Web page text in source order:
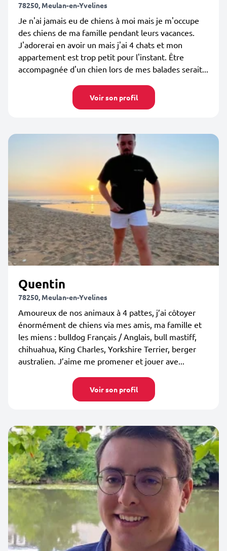
78250, Meulan-en-Yvelines
Je n'ai jamais eu de chiens à moi mais je m'occupe
des chiens de ma famille pendant leurs vacances.
J'adorerai en avoir un mais j'ai 4 chats et mon
appartement est trop petit pour l'instant. Être
accompagnée d'un chien lors de mes balades serait...
Voir son profil
Quentin
78250, Meulan-en-Yvelines
Amoureux de nos animaux à 4 pattes, j’ai côtoyer
énormément de chiens via mes amis, ma famille et
les miens : bulldog Français / Anglais, bull mastiff,
chihuahua, King Charles, Yorkshire Terrier, berger
australien. J’aime me promener et jouer ave...
Voir son profil